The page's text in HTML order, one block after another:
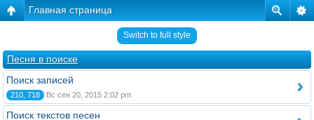
Главная страница
Switch to full style
Песня в поиске
Поиск записей
210, 718 Вс сен 20, 2015 2:02 pm
Поиск текстов песен